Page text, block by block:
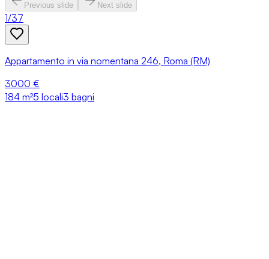
Previous slide Next slide
1/37
Appartamento in via nomentana 246, Roma (RM)
3000 €
184 m²5 locali3 bagni